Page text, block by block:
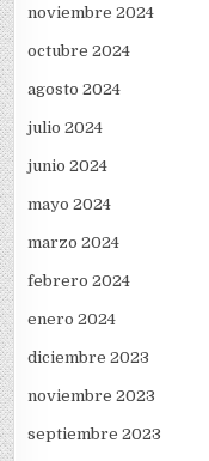
noviembre 2024
octubre 2024
agosto 2024
julio 2024
junio 2024
mayo 2024
marzo 2024
febrero 2024
enero 2024
diciembre 2023
noviembre 2023
septiembre 2023